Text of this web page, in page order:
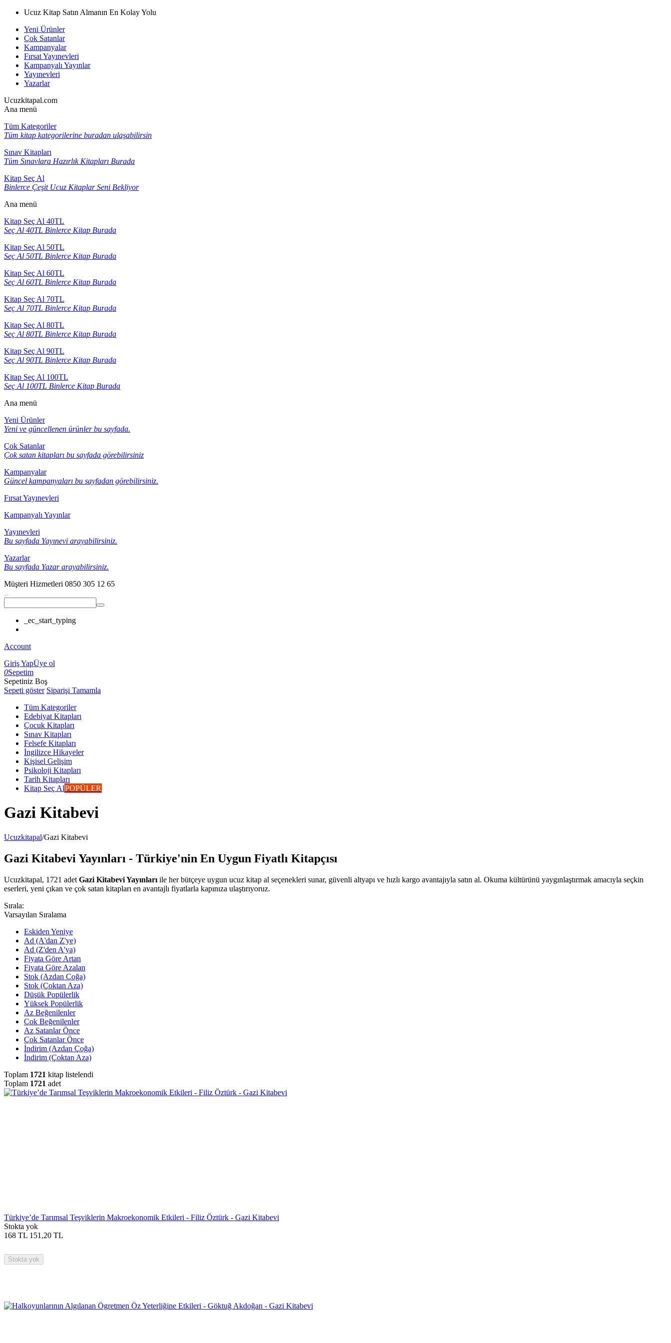
Ucuz Kitap Satın Almanın En Kolay Yolu
Yeni Ürünler
Çok Satanlar
Kampanyalar
Fırsat Yayınevleri
Kampanyalı Yayınlar
Yayınevleri
Yazarlar
Ucuzkitapal.com
Ana menü
Tüm Kategoriler
Tüm kitap kategorilerine buradan ulaşabilirsin
Sınav Kitapları
Tüm Sınavlara Hazırlık Kitapları Burada
Kitap Seç Al
Binlerce Çeşit Ucuz Kitaplar Seni Bekliyor
Ana menü
Kitap Seç Al 40TL
Seç Al 40TL Binlerce Kitap Burada
Kitap Seç Al 50TL
Seç Al 50TL Binlerce Kitap Burada
Kitap Seç Al 60TL
Seç Al 60TL Binlerce Kitap Burada
Kitap Seç Al 70TL
Seç Al 70TL Binlerce Kitap Burada
Kitap Seç Al 80TL
Seç Al 80TL Binlerce Kitap Burada
Kitap Seç Al 90TL
Seç Al 90TL Binlerce Kitap Burada
Kitap Seç Al 100TL
Seç Al 100TL Binlerce Kitap Burada
Ana menü
Yeni Ürünler
Yeni ve güncellenen ürünler bu sayfada.
Çok Satanlar
Çok satan kitapları bu sayfada görebilirsiniz
Kampanyalar
Güncel kampanyaları bu sayfadan görebilirsiniz.
Fırsat Yayınevleri
Kampanyalı Yayınlar
Yayınevleri
Bu sayfada Yayınevi arayabilirsiniz.
Yazarlar
Bu sayfada Yazar arayabilirsiniz.
Müşteri Hizmetleri 0850 305 12 65
_ec_start_typing
Account
Giriş YapÜye ol
0Sepetim
Sepetiniz Boş
Sepeti göster Siparişi Tamamla
Tüm Kategoriler
Edebiyat Kitapları
Çocuk Kitapları
Sınav Kitapları
Felsefe Kitapları
İngilizce Hikayeler
Kişisel Gelişim
Psikoloji Kitapları
Tarih Kitapları
Kitap Seç AlPOPÜLER
Gazi Kitabevi
Ucuzkitapal/Gazi Kitabevi
Gazi Kitabevi Yayınları - Türkiye'nin En Uygun Fiyatlı Kitapçısı
Ucuzkitapal, 1721 adet Gazi Kitabevi Yayınları ile her bütçeye uygun ucuz kitap al seçenekleri sunar, güvenli altyapı ve hızlı kargo avantajıyla satın al. Okuma kültürünü yaygınlaştırmak amacıyla seçkin
eserleri, yeni çıkan ve çok satan kitapları en avantajlı fiyatlarla kapınıza ulaştırıyoruz.
Sırala:
Varsayılan Sıralama
Eskiden Yeniye
Ad (A'dan Z'ye)
Ad (Z'den A'ya)
Fiyata Göre Artan
Fiyata Göre Azalan
Stok (Azdan Çoğa)
Stok (Çoktan Aza)
Düşük Popülerlik
Yüksek Popülerlik
Az Beğenilenler
Çok Beğenilenler
Az Satanlar Önce
Çok Satanlar Önce
İndirim (Azdan Çoğa)
İndirim (Çoktan Aza)
Toplam 1721 kitap listelendi
Toplam 1721 adet
Türkiye’de Tarımsal Teşviklerin Makroekonomik Etkileri - Filiz Öztürk - Gazi Kitabevi
Stokta yok
168 TL 151,20 TL
Stokta yok